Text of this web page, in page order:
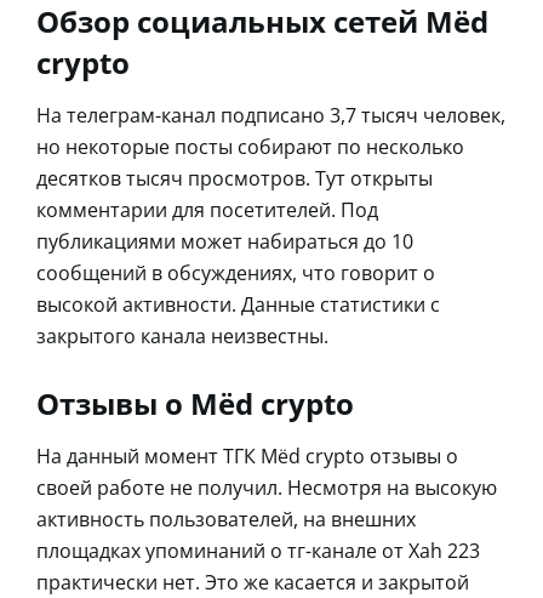
Обзор социальных сетей Mёd
crypto
На телеграм-канал подписано 3,7 тысяч человек,
но некоторые посты собирают по несколько
десятков тысяч просмотров. Тут открыты
комментарии для посетителей. Под
публикациями может набираться до 10
сообщений в обсуждениях, что говорит о
высокой активности. Данные статистики с
закрытого канала неизвестны.
Отзывы о Mёd crypto
На данный момент ТГК Mёd crypto отзывы о
своей работе не получил. Несмотря на высокую
активность пользователей, на внешних
площадках упоминаний о тг-канале от Xah 223
практически нет. Это же касается и закрытой